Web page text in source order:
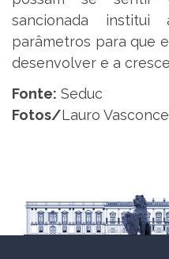
sancionada
parâmetros para que
desenvolver e a
Fonte: Seduc
Fotos/Lauro